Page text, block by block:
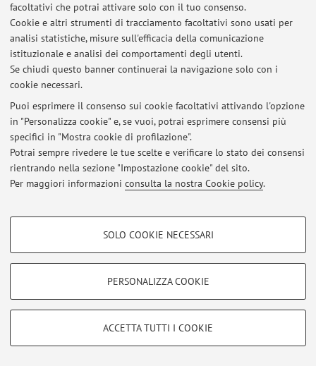
facoltativi che potrai attivare solo con il tuo consenso.
Cookie e altri strumenti di tracciamento facoltativi sono usati per
analisi statistiche, misure sull'efficacia della comunicazione
istituzionale e analisi dei comportamenti degli utenti.
Se chiudi questo banner continuerai la navigazione solo con i
cookie necessari.
Puoi esprimere il consenso sui cookie facoltativi attivando l'opzione
in "Personalizza cookie" e, se vuoi, potrai esprimere consensi più
specifici in "Mostra cookie di profilazione".
Potrai sempre rivedere le tue scelte e verificare lo stato dei consensi
rientrando nella sezione "Impostazione cookie" del sito.
Per maggiori informazioni consulta la nostra Cookie policy.
COOKIE DI PROFILAZIONE - FACOLTATIVI
COOKIE TECNICI - NECESSARI
Si tratta di cookie tecnici utilizzati, a titolo esemplificativo, per il corretto
SOLO COOKIE NECESSARI
PERSONALIZZA COOKIE
ACCETTA TUTTI I COOKIE
Area riservata
Accedi tramite login per gestire tutti i contenuti del sito.
© 2026 - ALMA MATER STUDIORUM - Università di Bologna - Via
Zamboni, 33 - 40126 Bologna - Partita IVA: 01131710376
Privacy| Note legali |Impostazioni Cookie